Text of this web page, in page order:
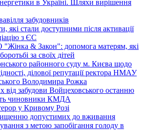
в Україні. Шляхи вирішення
забудовників
які стали доступними після активації
з ЄС
"Жінка & Закон": допомога матерям, які
за своїх дітей
районного суду м. Києва щодо
ділової репутації ректора НМАУ
Володимира Рожка
від забудови Войцеховського останню
чиновники КМДА
у Кривому Розі
допустимих до вживання
з метою запобігання голоду в